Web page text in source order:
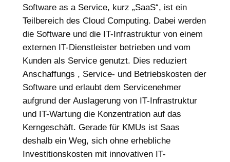
Software as a Service, kurz „SaaS“, ist ein
Teilbereich des Cloud Computing. Dabei werden
die Software und die IT-Infrastruktur von einem
externen IT-Dienstleister betrieben und vom
Kunden als Service genutzt. Dies reduziert
Anschaffungs , Service- und Betriebskosten der
Software und erlaubt dem Servicenehmer
aufgrund der Auslagerung von IT-Infrastruktur
und IT-Wartung die Konzentration auf das
Kerngeschäft. Gerade für KMUs ist Saas
deshalb ein Weg, sich ohne erhebliche
Investitionskosten mit innovativen IT-